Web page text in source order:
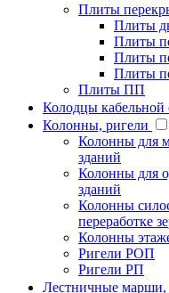
Плиты
Плиты
Плиты
Плиты
Плиты
Плиты ПП
Колодцы кабельной
Колонны, ригели
Колонны для
зданий
Колонны для
зданий
Колонны
переработке
Колонны
Ригели РОП
Ригели РП
Лестничные марши,